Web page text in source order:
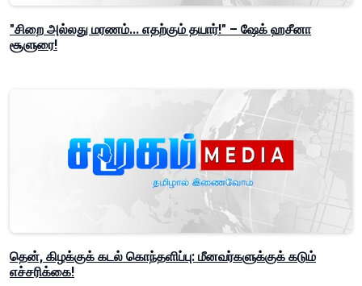
"சிறை அல்லது மரணம்... எதற்கும் தயார்!" – ஷேக் ஹசீனா
சூளுரை!
தென், கிழக்குக் கடல் கொந்தளிப்பு: மீனவர்களுக்குக் கடும்
எச்சரிக்கை!